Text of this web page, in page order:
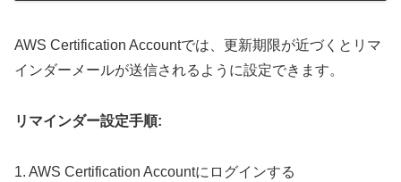
AWS Certification Accountでは、更新期限が近づくとリマ
インダーメールが送信されるように設定できます。
リマインダー設定手順:
1. AWS Certification Accountにログインする